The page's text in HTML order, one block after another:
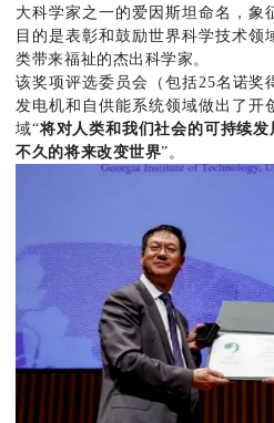
大科学家之一的爱因斯坦命名，象
目的是表彰和鼓励世界科学技术领
类带来福祉的杰出科学家。
该奖项评选委员会（包括25名诺奖
发电机和自供能系统领域做出了开
域“将对人类和我们社会的可持续
不久的将来改变世界”。